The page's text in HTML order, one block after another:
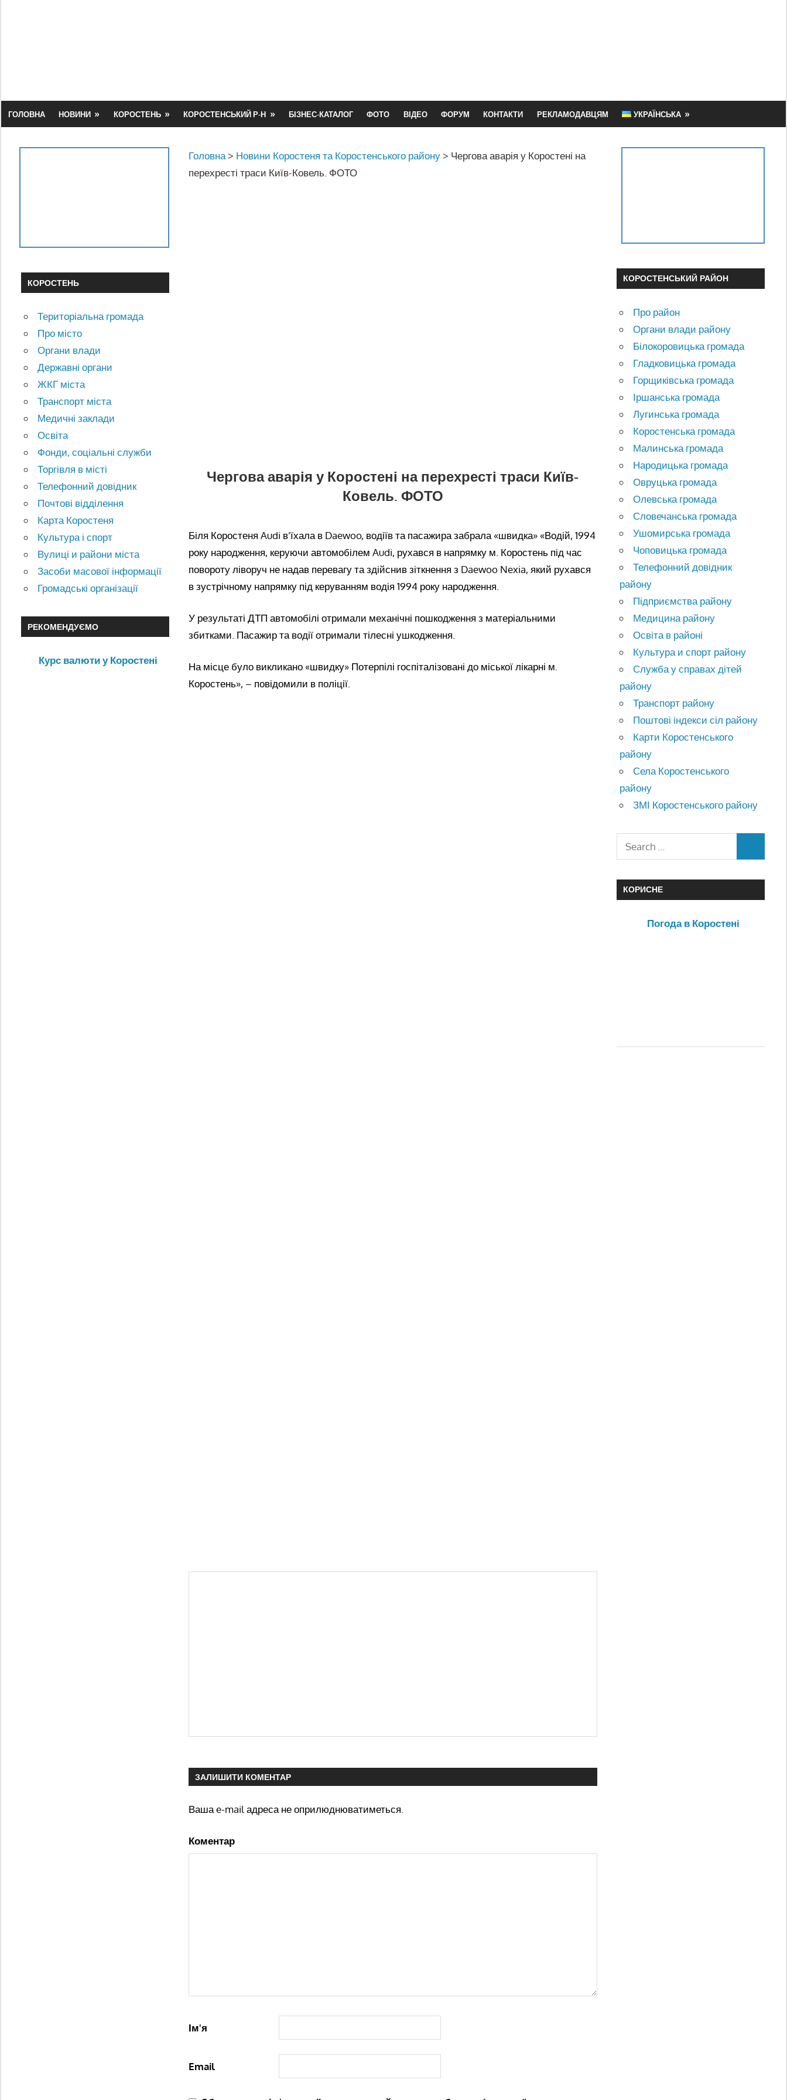
ГОЛОВНА НОВИНИ КОРОСТЕНЬ КОРОСТЕНСЬКИЙ Р-Н БІЗНЕС-КАТАЛОГ ФОТО ВІДЕО ФОРУМ КОНТАКТИ РЕКЛАМОДАВЦЯМ УКРАЇНСЬКА
Головна > Новини Коростеня та Коростенського району > Чергова аварія у Коростені на
перехресті траси Київ-Ковель. ФОТО
Чергова аварія у Коростені на перехресті траси Київ-
Ковель. ФОТО
Біля Коростеня Audi в’їхала в Daewoo, водіїв та пасажира забрала «швидка» «Водій, 1994
року народження, керуючи автомобілем Audi, рухався в напрямку м. Коростень під час
повороту ліворуч не надав перевагу та здійснив зіткнення з Daewoo Nexia, який рухався
в зустрічному напрямку під керуванням водія 1994 року народження.
У результаті ДТП автомобілі отримали механічні пошкодження з матеріальними
збитками. Пасажир та водії отримали тілесні ушкодження.
На місце було викликано «швидку» Потерпілі госпіталізовані до міської лікарні м.
Коростень», – повідомили в поліції.
ЗАЛИШИТИ КОМЕНТАР
Ваша e-mail адреса не оприлюднюватиметься.
Коментар
Ім'я
Email
КОРОСТЕНЬ
Територіальна громада
Про місто
Органи влади
Державні органи
ЖКГ міста
Транспорт міста
Медичні заклади
Освіта
Фонди, соціальні служби
Торгівля в місті
Телефонний довідник
Почтові відділення
Карта Коростеня
Культура і спорт
Вулиці и райони міста
Засоби масової інформації
Громадські організації
РЕКОМЕНДУЄМО
Курс валюти у Коростені
КОРОСТЕНСЬКИЙ РАЙОН
Про район
Органи влади району
Білокоровицька громада
Гладковицька громада
Горщиківська громада
Іршанська громада
Лугинська громада
Коростенська громада
Малинська громада
Народицька громада
Овруцька громада
Олевська громада
Словечанська громада
Ушомирська громада
Чоповицька громада
Телефонний довідник
району
Підприємства району
Медицина району
Освіта в районі
Культура и спорт району
Служба у справах дітей
району
Транспорт району
Поштові індекси сіл району
Карти Коростенського
району
Села Коростенського
району
ЗМІ Коростенського району
КОРИСНЕ
Погода в Коростені